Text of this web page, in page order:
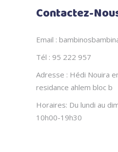
Contactez-
Email :
Tél : 95 222 957
Adresse : Hédi Nouira
residance ahlem bloc b
Horaires: Du lundi au
10h00-19h30